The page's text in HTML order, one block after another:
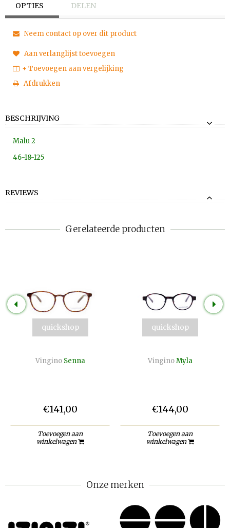
OPTIES DELEN
Neem contact op over dit product
Aan verlanglijst toevoegen
+ Toevoegen aan vergelijking
Afdrukken
BESCHRIJVING
Malu 2
46-18-125
REVIEWS
Gerelateerde producten
quickshop
Vingino Senna
€141,00
Toevoegen aan
winkelwagen
quickshop
Vingino Myla
€144,00
Toevoegen aan
winkelwagen
Onze merken